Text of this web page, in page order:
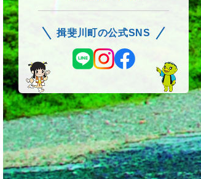
揖斐川町の公式SNS